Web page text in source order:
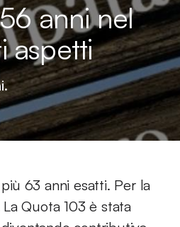
anni nel
aspetti
63 anni esatti. Per la
Quota 103 è stata